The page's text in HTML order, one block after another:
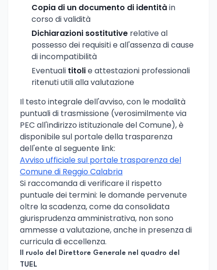
Copia di un documento di identitàin
corso di validità
Dichiarazioni sostitutive relative al
possesso dei requisiti e all'assenza di cause
di incompatibilità
Eventuali titolie attestazioni professionali
ritenuti utili alla valutazione
Il testo integrale dell'avviso, con le modalità
puntuali di trasmissione (verosimilmente via
PEC all'indirizzo istituzionale del Comune), è
disponibile sul portale della trasparenza
dell'ente al seguente link:
Avviso ufficiale sul portale trasparenza del
Comune di Reggio Calabria
Si raccomanda di verificare il rispetto
puntuale dei termini: le domande pervenute
oltre la scadenza, come da consolidata
giurisprudenza amministrativa, non sono
ammesse a valutazione, anche in presenza di
curricula di eccellenza.
Il ruolo del Direttore Generale nel quadro del
TUEL